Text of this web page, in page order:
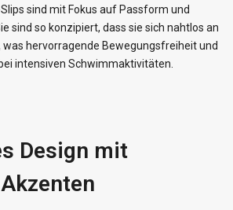
sind mit Fokus auf Passform und
sind so konzipiert, dass sie sich nahtlos an
was hervorragende Bewegungsfreiheit und
intensiven Schwimmaktivitäten.
Design mit